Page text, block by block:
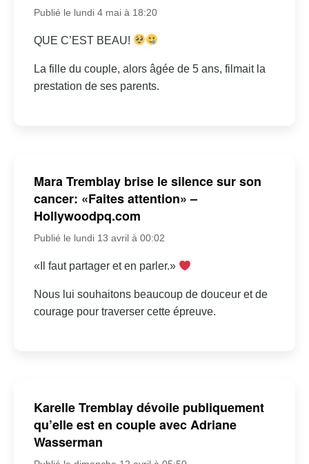
Publié le lundi 4 mai à 18:20
QUE C’EST BEAU!
La fille du couple, alors âgée de 5 ans, filmait la
prestation de ses parents.
Mara Tremblay brise le silence sur son
cancer: «Faites attention» –
Hollywoodpq.com
Publié le lundi 13 avril à 00:02
«Il faut partager et en parler.»
Nous lui souhaitons beaucoup de douceur et de
courage pour traverser cette épreuve.
Karelle Tremblay dévoile publiquement
qu’elle est en couple avec Adriane
Wasserman